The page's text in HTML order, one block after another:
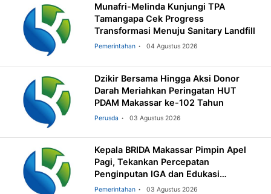
Munafri-Melinda Kunjungi TPA
Tamangapa Cek Progress
Transformasi Menuju Sanitary Landfill
Pemerintahan 04 Agustus 2026
Dzikir Bersama Hingga Aksi Donor
Darah Meriahkan Peringatan HUT
PDAM Makassar ke-102 Tahun
Perusda 03 Agustus 2026
Kepala BRIDA Makassar Pimpin Apel
Pagi, Tekankan Percepatan
Penginputan IGA dan Edukasi
Pemilahan Sampah
Pemerintahan 03 Agustus 2026